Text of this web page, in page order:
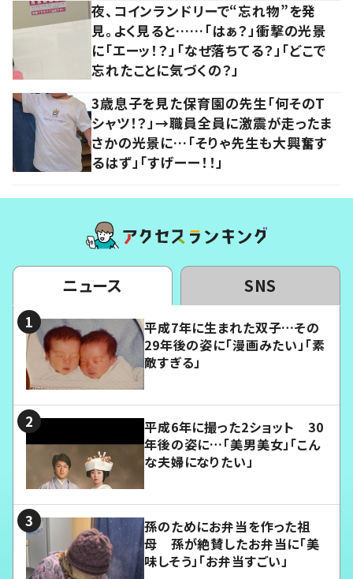
夜、コインランドリーで“忘れ物”を発
見。よく見ると……「はぁ？」衝撃の光景
に「エーッ！？」「なぜ落ちてる？」「どこで
忘れたことに気づくの？」
3歳息子を見た保育園の先生「何そのT
シャツ！？」→職員全員に激震が走ったま
さかの光景に…「そりゃ先生も大興奮す
るはず」「すげーー！！」
ニュース SNS
平成7年に生まれた双子…その
29年後の姿に「漫画みたい」「素
敵すぎる」
平成6年に撮った2ショット 30
年後の姿に…「美男美女」「こん
な夫婦になりたい」
孫のためにお弁当を作った祖
母 孫が絶賛したお弁当に「美
味しそう」「お弁当すごい」